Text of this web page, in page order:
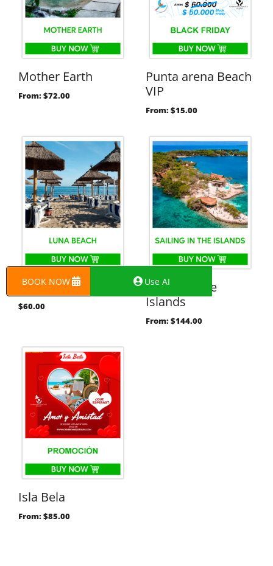
Mother Earth
From:$72.00
Punta arena Beach
VIP
From:$15.00
Luna Beach
$60.00
Sailing in the
Islands
From:$144.00
Isla Bela
From:$85.00
BOOK NOW Use AI